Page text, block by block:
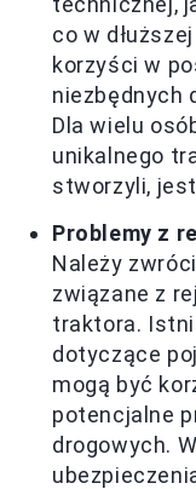
co w
korzyści w
niezbędnych
Dla wielu
unikalnego
stworzyli,
Problemy z
Należy
związane z
traktora.
dotyczące
mogą być
potencjalne
drogowych.